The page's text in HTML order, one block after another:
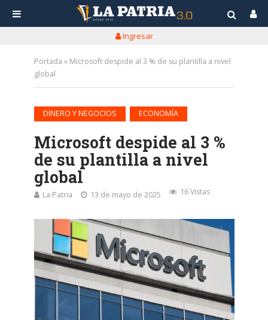
Ingresar
Portada » Microsoft despide al 3 % de su plantilla a nivel
global
DINERO Y NEGOCIOS ECONOMÍA
Microsoft despide al 3 %
de su plantilla a nivel
global
La Patria 13 de mayo de 2025 16 Vistas